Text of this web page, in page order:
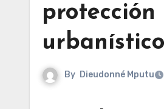
By Dieudonné Mputu